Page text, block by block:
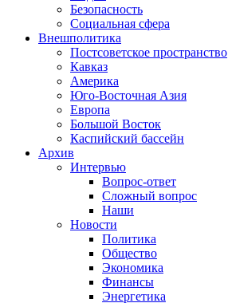
Безопасность
Социальная сфера
Внешполитика
Постсоветское пространство
Кавказ
Америка
Юго-Восточная Азия
Европа
Большой Восток
Каспийский бассейн
Архив
Интервью
Вопрос-ответ
Сложный вопрос
Наши
Новости
Политика
Общество
Экономика
Финансы
Энергетика